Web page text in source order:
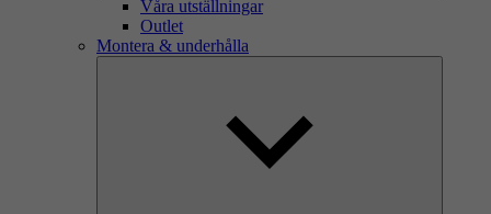
Våra utställningar
Outlet
Montera & underhålla